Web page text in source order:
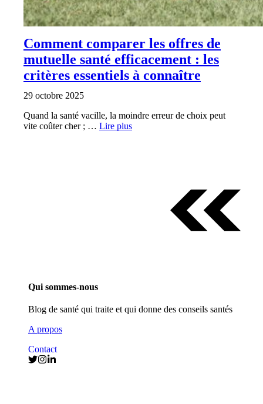
Comment comparer les offres de
mutuelle santé efficacement : les
critères essentiels à connaître
29 octobre 2025
Quand la santé vacille, la moindre erreur de choix peut
vite coûter cher ; … Lire plus
Qui sommes-nous
Blog de santé qui traite et qui donne des conseils santés
A propos
Contact